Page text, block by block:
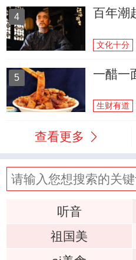
4 百年潮
文化十分
5 一醋一
生财有道
查看更多
听音
祖国美